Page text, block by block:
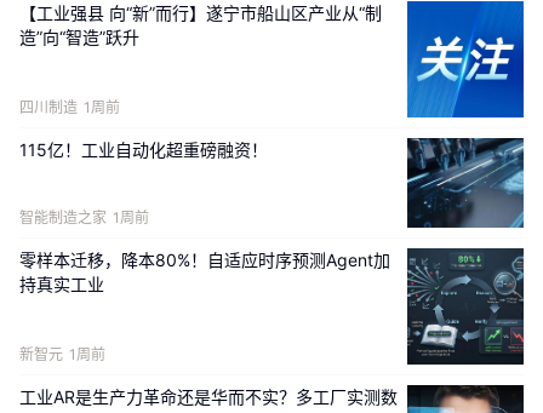
零重力飞机工业与荆门亚联此次“技术+资源”的精准匹
【工业强县 向“新”而行】遂宁市船山区产业从“制
造”向“智造”跃升
四川制造 1周前
115亿！工业自动化超重磅融资！
智能制造之家 1周前
零样本迁移，降本80%！自适应时序预测Agent加
持真实工业
新智元 1周前
工业AR是生产力革命还是华而不实？多工厂实测数